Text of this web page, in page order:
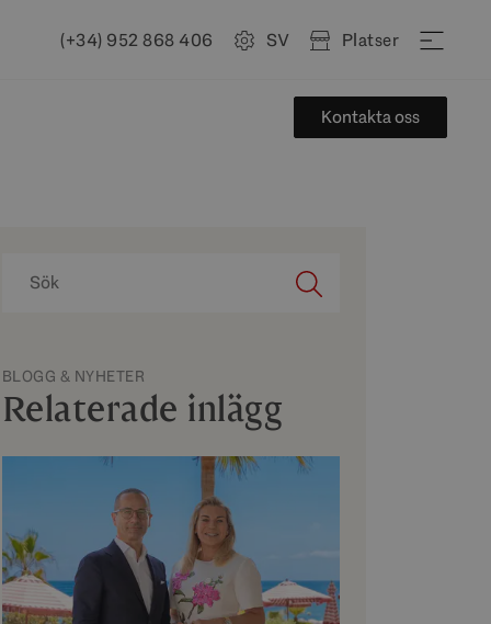
(+34) 952 868 406 SV Platser
Kontakta oss
BLOGG & NYHETER
Relaterade inlägg